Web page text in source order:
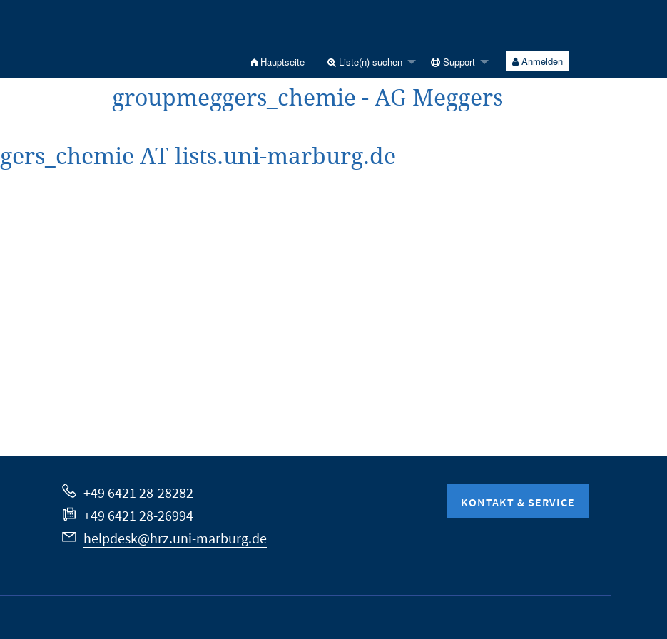
Hauptseite Liste(n) suchen Support Anmelden
groupmeggers_chemie - AG Meggers
AT lists.uni-marburg.de
+49 6421 28-28282
+49 6421 28-26994
helpdesk@hrz.uni-marburg.de
KONTAKT & SERVICE